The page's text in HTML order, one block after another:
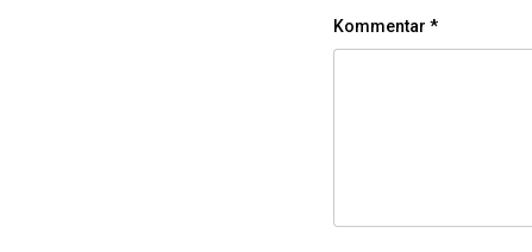
Kommentar *